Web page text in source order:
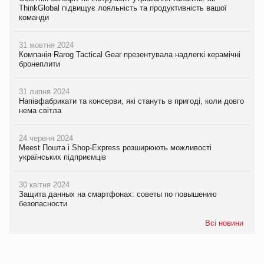
ThinkGlobal підвищує лояльність та продуктивність вашої
команди
31 жовтня 2024
Компанія Rarog Tactical Gear презентувала надлегкі керамічні
бронеплити
31 липня 2024
Напівфабрикати та консерви, які стануть в пригоді, коли довго
нема світла
24 червня 2024
Meest Пошта і Shop-Express розширюють можливості
українських підприємців
30 квітня 2024
Защита данных на смартфонах: советы по повышению
безопасности
Всі новини